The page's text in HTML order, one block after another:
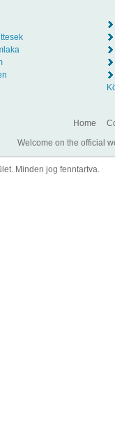
Home
Welcome on the official
Minden jog fenntartva.